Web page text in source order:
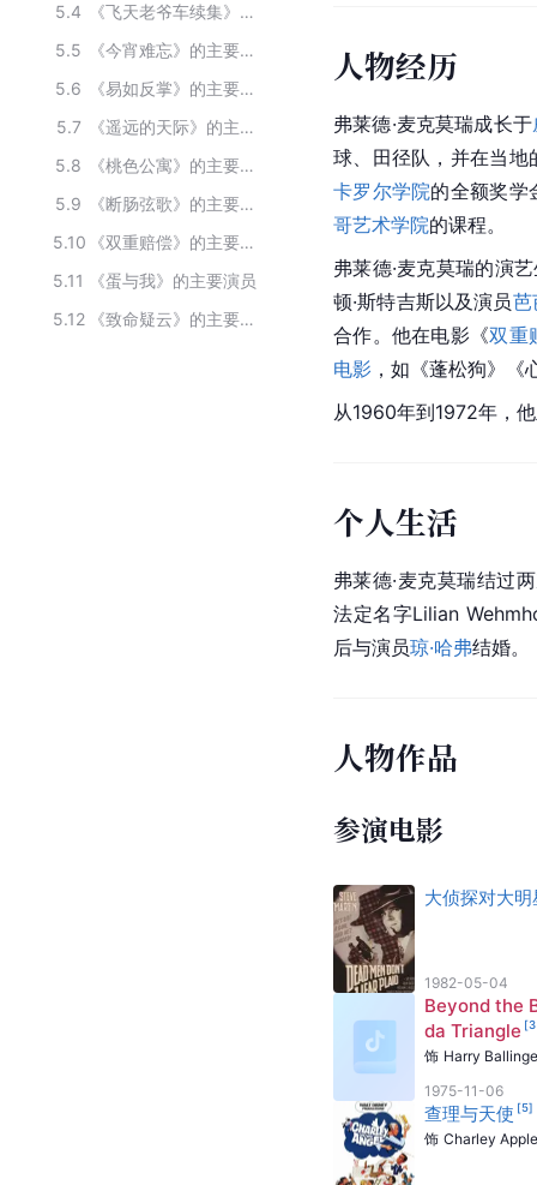
5.4
《飞天老爷车续集》的主要演员
5.5
《今宵难忘》的主要演员
5.6
《易如反掌》的主要演员
5.7
《遥远的天际》的主要演员
5.8
《桃色公寓》的主要演员
5.9
《断肠弦歌》的主要演员
5.10
《双重赔偿》的主要演员
5.11
《蛋与我》的主要演员
5.12
《致命疑云》的主要演员
人物经历
弗莱德·麦克莫瑞成长于
球、田径队，并在当地
卡罗尔学院的全额奖学
哥艺术学院的课程。
弗莱德·麦克莫瑞的演
顿·斯特吉斯以及演员芭
合作。他在电影《双重
电影 ，如《蓬松狗》
从1960年到1972年，
个人生活
弗莱德·麦克莫瑞结过
法定名字Lilian
后与演员琼·哈弗结婚。
人物作品
参演电影
大侦探对大明
1982-05-04
Beyond the
da Triangle [3
饰 Harry
1975-11-06
查理与天使 [5]
饰 Charley